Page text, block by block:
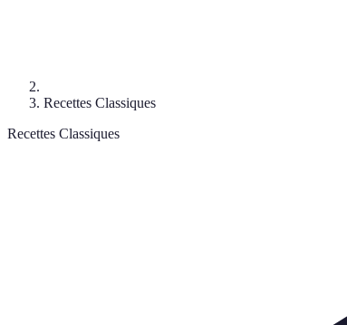
Recettes Classiques
Recettes Classiques